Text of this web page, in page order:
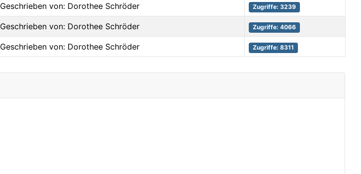
Geschrieben von: Dorothee Schröder Zugriffe: 3239
Geschrieben von: Dorothee Schröder Zugriffe: 4066
Geschrieben von: Dorothee Schröder Zugriffe: 8311